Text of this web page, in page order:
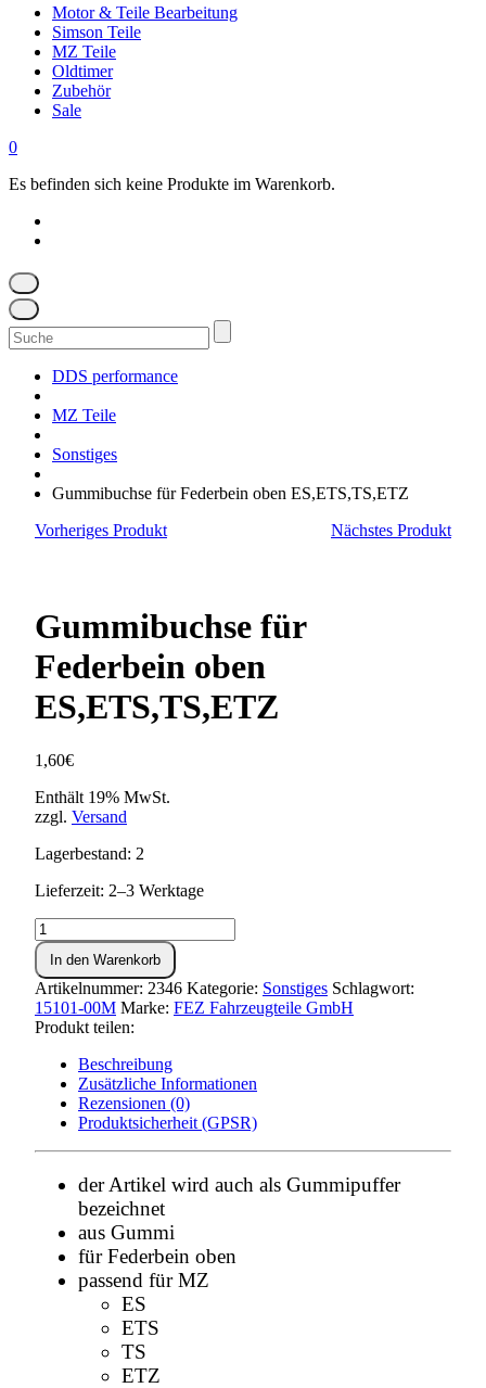
Motor & Teile Bearbeitung
Simson Teile
MZ Teile
Oldtimer
Zubehör
Sale
0
Es befinden sich keine Produkte im Warenkorb.
Suchen
nach:
DDS performance
MZ Teile
Sonstiges
Gummibuchse für Federbein oben ES,ETS,TS,ETZ
Vorheriges Produkt
Nächstes Produkt
Gummibuchse für
Federbein oben
ES,ETS,TS,ETZ
1,60€
Enthält 19% MwSt.
zzgl. Versand
Lagerbestand: 2
Lieferzeit: 2–3 Werktage
Gummibuchse
für
Federbein
oben
ES,ETS,TS,ETZ
Menge
In den Warenkorb
Artikelnummer: 2346 Kategorie: Sonstiges Schlagwort:
15101-00M Marke: FEZ Fahrzeugteile GmbH
Produkt teilen:
Beschreibung
Zusätzliche Informationen
Rezensionen (0)
Produktsicherheit (GPSR)
der Artikel wird auch als Gummipuffer
bezeichnet
aus Gummi
für Federbein oben
passend für MZ
ES
ETS
TS
ETZ